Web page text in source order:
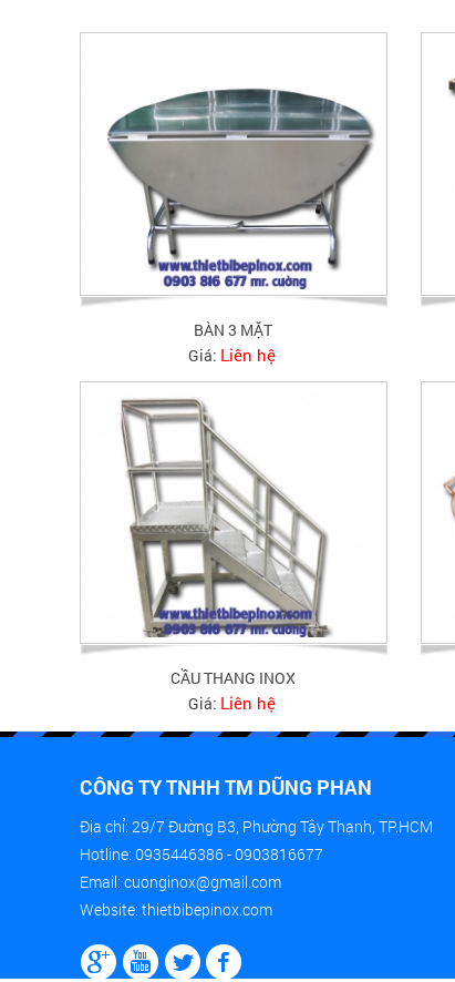
BÀN 3 MẶT
Giá: Liên hệ
CẦU THANG INOX
Giá: Liên hệ
CÔNG TY TNHH TM DŨNG PHAN
Địa chỉ: 29/7 Đường B3, Phường Tây Thạnh, TP.HCM
Hotline: 0935446386 - 0903816677
Email: cuonginox@gmail.com
Website: thietbibepinox.com